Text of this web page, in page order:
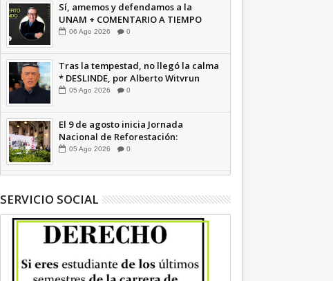
Sí, amemos y defendamos a la
UNAM + COMENTARIO A TIEMPO
06 Ago 2026 0
Tras la tempestad, no llegó la calma
* DESLINDE, por Alberto Witvrun
OPINIÓN
05 Ago 2026 0
El 9 de agosto inicia Jornada
Nacional de Reforestación:
presidenta Sheinbaum +Video
05 Ago 2026 0
SERVICIO SOCIAL